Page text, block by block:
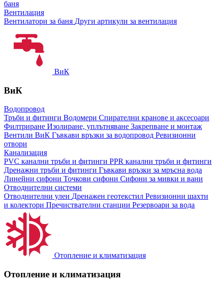
баня
Вентилация
Вентилатори за баня Други артикули за вентилация
ВиК
ВиК
Водопровод
Тръби и фитинги Водомери Спирателни кранове и аксесоари
Филтриране Изолиране, уплътняване Закрепване и монтаж
Вентили ВиК Гъвкави връзки за водопровод Ревизионни
отвори
Канализация
PVC канални тръби и фитинги PPR канални тръби и фитинги
Дренажни тръби и фитинги Гъвкави връзки за мръсна вода
Линейни сифони Точкови сифони Сифони за мивки и вани
Отводнителни системи
Отводнителни улеи Дренажен геотекстил Ревизионни шахти
и колектори Пречиствателни станции Резервоари за вода
Отопление и климатизация
Отопление и климатизация